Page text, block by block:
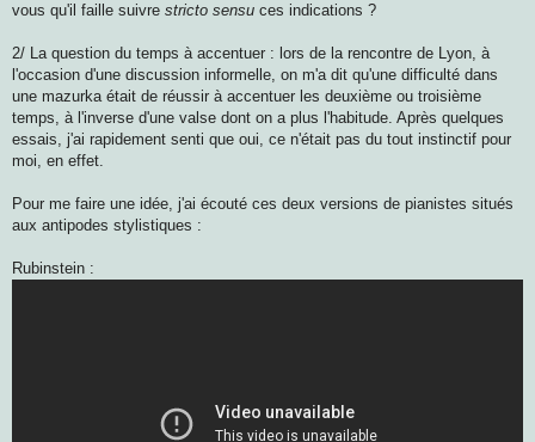
vous qu'il faille suivre stricto sensu ces indications ?
2/ La question du temps à accentuer : lors de la rencontre de Lyon, à
l'occasion d'une discussion informelle, on m'a dit qu'une difficulté dans
une mazurka était de réussir à accentuer les deuxième ou troisième
temps, à l'inverse d'une valse dont on a plus l'habitude. Après quelques
essais, j'ai rapidement senti que oui, ce n'était pas du tout instinctif pour
moi, en effet.
Pour me faire une idée, j'ai écouté ces deux versions de pianistes situés
aux antipodes stylistiques :
Rubinstein :